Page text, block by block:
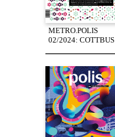
METRO.POLIS
02/2024: COTTBUS